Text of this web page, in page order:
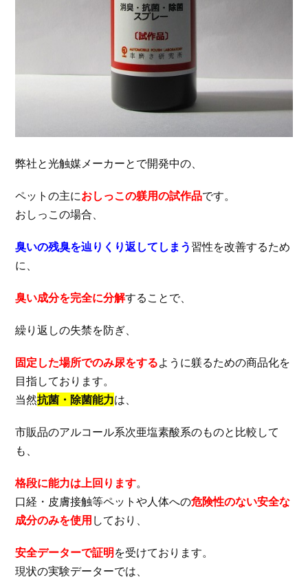
弊社と光触媒メーカーとで開発中の、
ペットの主におしっこの躾用の試作品です。
おしっこの場合、
臭いの残臭を辿りくり返してしまう 習性を改善するため
に、
臭い成分を完全に分解することで、
繰り返しの失禁を防ぎ、
固定した場所でのみ尿をするように躾るための商品化を
目指しております。
当然抗菌・除菌能力は、
市販品のアルコール系次亜塩素酸系のものと比較して
も、
格段に能力は上回ります。
口経・皮膚接触等ペットや人体への危険性のない安全な
成分のみを使用 しており、
安全データーで証明を受けております。
現状の実験データーでは、